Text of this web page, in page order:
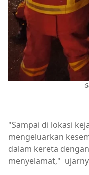
"Sampai di lokasi
mengeluarkan
dalam kereta
menyelamat,"